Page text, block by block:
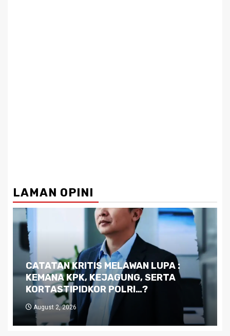
LAMAN OPINI
Dilema Kaltim di Tengah Krisis:
Kutukan Sumber Daya Alam dan
Pemimpin yang Tak Kreatif
July 29, 2026